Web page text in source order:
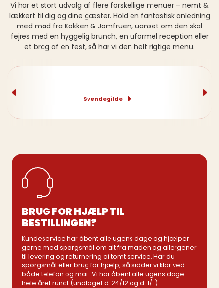
Vi har et stort udvalg af flere forskellige menuer – nemt &
lækkert til dig og dine gæster. Hold en fantastisk anledning
med mad fra Kokken & Jomfruen, uanset om den skal
fejres med en hyggelig brunch, en uformel reception eller
et brag af en fest, så har vi den helt rigtige menu.
Svendegilde
BRUG FOR HJÆLP TIL
BESTILLINGEN?
Kundeservice har åbent alle ugens dage og hjælper
gerne med spørgsmål om alt fra maden og allergener
til levering og returnering af tomt service. Har du
spørgsmål eller brug for hjælp, så sidder vi klar ved
både telefon og mail. Vi har åbent alle ugens dage –
hele året rundt (undtaget d. 24/12 og d. 1/1.)